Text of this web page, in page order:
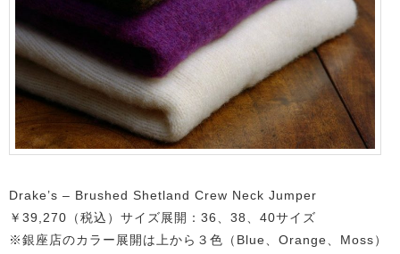
Drake’s – Brushed Shetland Crew Neck Jumper
￥39,270（税込）サイズ展開：36、38、40サイズ
※銀座店のカラー展開は上から３色（Blue、Orange、Moss）